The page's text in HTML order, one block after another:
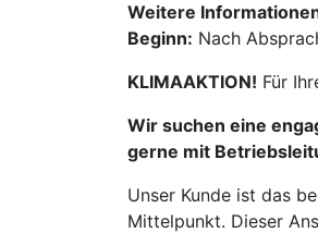
Weitere
Beginn: Nach
KLIMAAKTION! Für
Wir suchen eine
gerne mit
Unser Kunde ist das
Mittelpunkt. Dieser